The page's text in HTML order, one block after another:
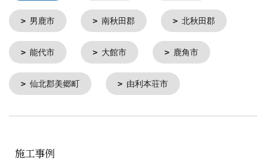
男鹿市 南秋田郡 北秋田郡
能代市 大館市 鹿角市
仙北郡美郷町 由利本荘市
施工事例